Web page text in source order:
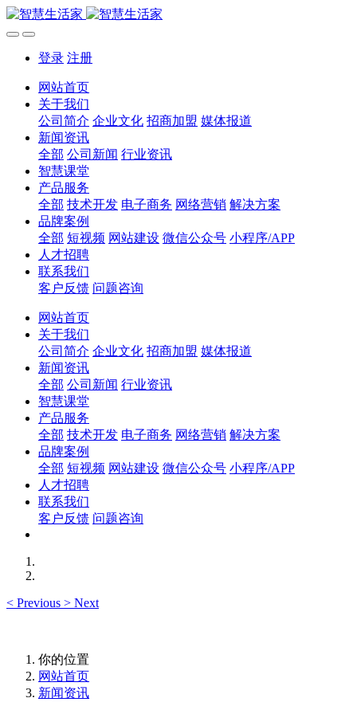
登录 注册
网站首页
关于我们
公司简介 企业文化 招商加盟 媒体报道
新闻资讯
全部 公司新闻 行业资讯
智慧课堂
产品服务
全部 技术开发 电子商务 网络营销 解决方案
品牌案例
全部 短视频 网站建设 微信公众号 小程序/APP
人才招聘
联系我们
客户反馈 问题咨询
网站首页
关于我们
公司简介 企业文化 招商加盟 媒体报道
新闻资讯
全部 公司新闻 行业资讯
智慧课堂
产品服务
全部 技术开发 电子商务 网络营销 解决方案
品牌案例
全部 短视频 网站建设 微信公众号 小程序/APP
人才招聘
联系我们
客户反馈 问题咨询
< Previous > Next
你的位置
网站首页
新闻资讯